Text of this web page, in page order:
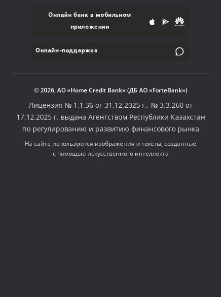
Онлайн банк в мобильном
приложении
Онлайн-поддержка
© 2026, АО «Home Credit Bank» (ДБ АО «ForteBank»)
Лицензия № 1.1.36 от 31.12.2025 г., № 3.3.260 от
17.12.2025 г. выдана Агентством Республики Казахстан
по регулированию и развитию финансового рынка
На сайте используются изображения и тексты, созданные
с помощью искусственного интеллекта